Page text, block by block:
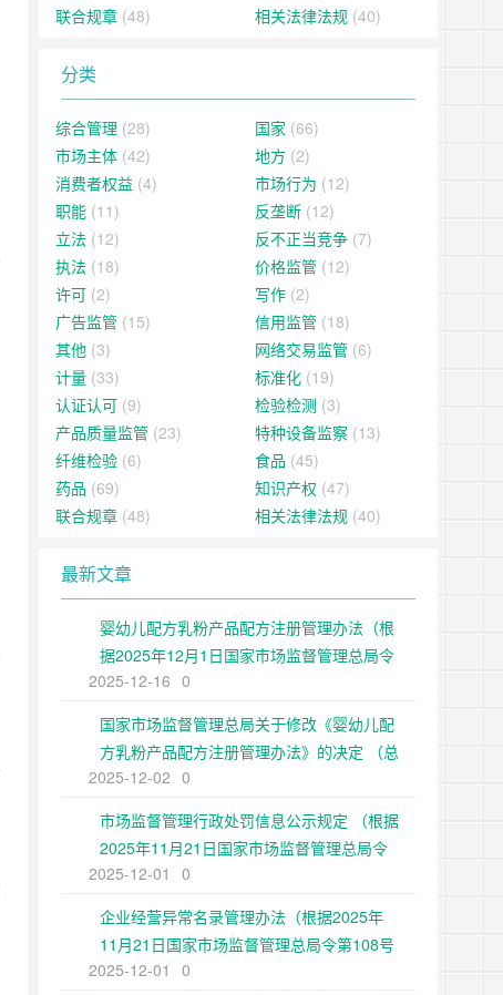
联合规章 (48) 相关法律法规 (40)
分类
综合管理 (28) 国家 (66)
市场主体 (42) 地方 (2)
消费者权益 (4) 市场行为 (12)
职能 (11) 反垄断 (12)
立法 (12) 反不正当竞争 (7)
执法 (18) 价格监管 (12)
许可 (2) 写作 (2)
广告监管 (15) 信用监管 (18)
其他 (3) 网络交易监管 (6)
计量 (33) 标准化 (19)
认证认可 (9) 检验检测 (3)
产品质量监管 (23) 特种设备监察 (13)
纤维检验 (6) 食品 (45)
药品 (69) 知识产权 (47)
联合规章 (48) 相关法律法规 (40)
最新文章
婴幼儿配方乳粉产品配方注册管理办法（根
据2025年12月1日国家市场监督管理总局令
第109号修正）
2025-12-16 0
国家市场监督管理总局关于修改《婴幼儿配
方乳粉产品配方注册管理办法》的决定 （总
局令第109号公布 自公布之日起施行）
2025-12-02 0
市场监督管理行政处罚信息公示规定 （根据
2025年11月21日国家市场监督管理总局令
第108号第二次修正）
2025-12-01
0
企业经营异常名录管理办法（根据2025年
11月21日国家市场监督管理总局令第108号
第二次修正）
2025-12-01
0